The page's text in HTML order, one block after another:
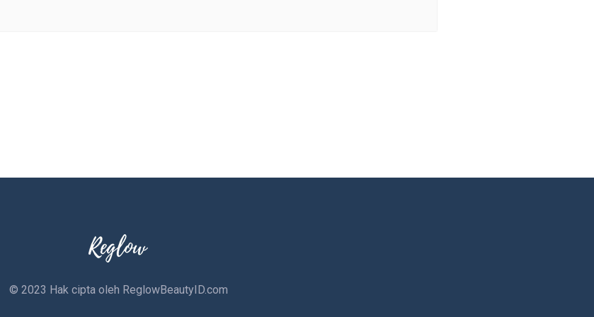
© 2023 Hak cipta oleh ReglowBeautyID.com